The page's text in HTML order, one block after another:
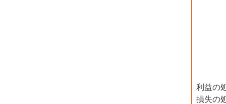
利益の
損失の